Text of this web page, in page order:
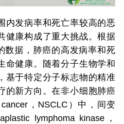
发病率和死亡率较高的恶
健康构成了重大挑战。根据
数据，肺癌的高发病率和死
命健康。随着分子生物学和
基于特定分子标志物的精准
的新方向。在非小细胞肺癌
cancer，NSCLC）中，间变
lymphoma kinase，